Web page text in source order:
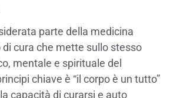
parte della medicina
cura che mette sullo stesso
mentale e spirituale del
chiave è “il corpo è un tutto”
capacità di curarsi e auto